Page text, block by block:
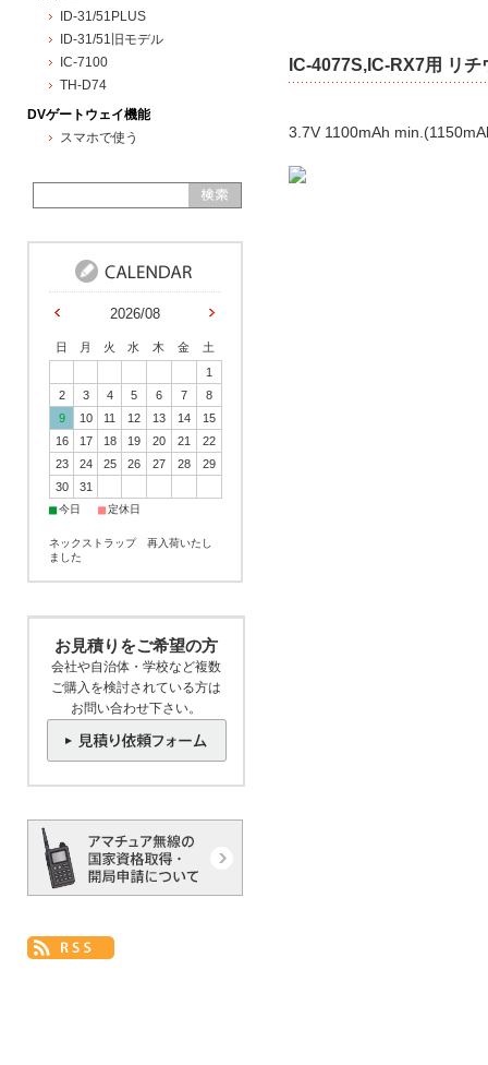
IC-4077S,IC-RX7用 リ
3.7V 1100mAh
ID-31/51PLUS
ID-31/51旧モデル
IC-7100
TH-D74
DVゲートウェイ機能
スマホで使う
2026/08
日 月 火 水 木 金
土
1
2
3 4 5 6 7
8
9
10 11 12 13 14
15
16
17 18 19 20 21
22
23
24 25 26 27 28
29
30
31
■今日 ■定休日
ネックストラップ 再入荷いたし
ました
お見積りをご希望の方
会社や自治体・学校など複数
ご購入を検討されている方は
お問い合わせ下さい。